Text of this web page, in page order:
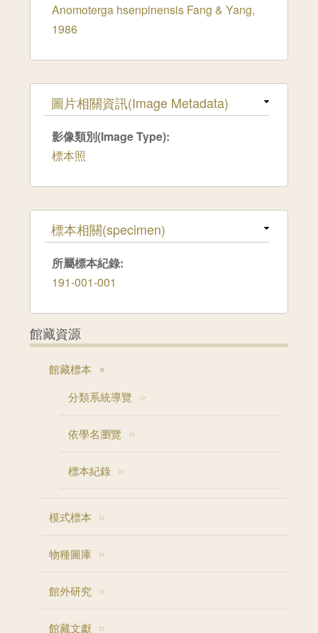
Anomoterga hsenpinensis Fang & Yang,
1986
隱藏
圖片相關資訊(Image Metadata)
影像類別(Image Type):
標本照
隱藏
標本相關(specimen)
所屬標本紀錄:
191-001-001
館藏資源
館藏標本
分類系統導覽
依學名瀏覽
標本紀錄
模式標本
物種圖庫
館外研究
館藏文獻